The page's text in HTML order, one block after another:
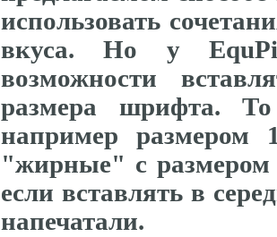
использовать
вкуса. Но у
возможности
размера шрифта.
например размером
"жирные" с размером
если вставлять в
напечатали.